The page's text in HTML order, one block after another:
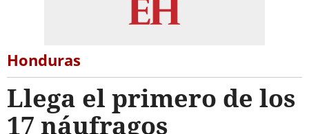
Honduras
Llega el primero de los
17 náufragos